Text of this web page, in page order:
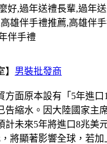
好,過年送禮長輩,過年
高雄伴手禮推薦,高雄伴
伴手禮
男裝批發商
方面原本設有「5年進口
告縮水。因大陸國家主
計未來5年將進口8兆美
將顯著影響全球，若